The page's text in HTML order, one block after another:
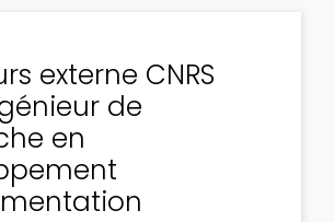
externe CNRS
de
en